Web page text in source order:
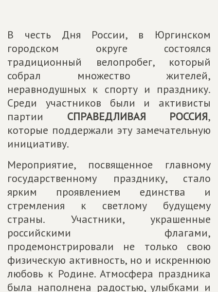
В честь Дня России, в Юргинском
городском округе состоялся
традиционный велопробег, который
собрал множество жителей,
неравнодушных к спорту и празднику.
Среди участников были и активисты
партии СПРАВЕДЛИВАЯ РОССИЯ,
которые поддержали эту замечательную
инициативу.
Мероприятие, посвященное главному
государственному празднику, стало
ярким проявлением единства и
стремления к светлому будущему
страны. Участники, украшенные
российскими флагами,
продемонстрировали не только свою
физическую активность, но и искреннюю
любовь к Родине. Атмосфера праздника
была наполнена радостью, улыбками и